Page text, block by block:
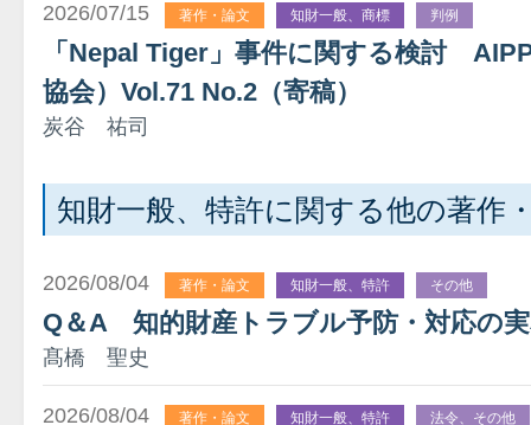
2026/07/15 著作・論文 知財一般、商標 判例
「Nepal Tiger」事件に関する検討
協会）Vol.71 No.2（寄稿）
炭谷 祐司
知財一般、特許に関する他の著作
2026/08/04 著作・論文 知財一般、特許 その他
Q＆A 知的財産トラブル予防・対応の
髙橋 聖史
2026/08/04 著作・論文 知財一般、特許 法令、その他